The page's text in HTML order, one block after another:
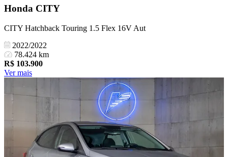
Honda CITY
CITY Hatchback Touring 1.5 Flex 16V Aut
2022/2022
78.424 km
R$ 103.900
Ver mais